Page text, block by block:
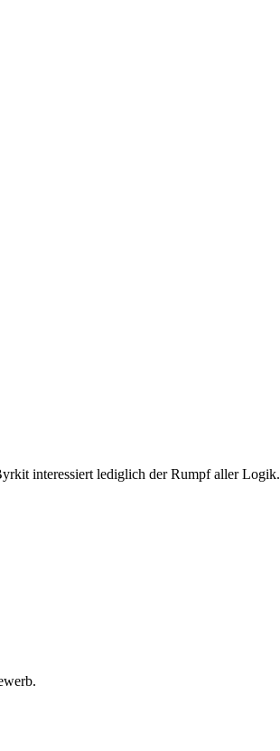
interessiert lediglich der Rumpf aller Logik.